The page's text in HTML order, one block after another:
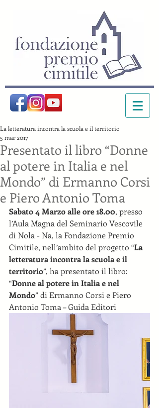
Presentato il libro “Donne
al potere in Italia e nel
Mondo” di Ermanno Corsi
e Piero Antonio Toma
La letteratura incontra la scuola e il territorio
5 mar 2017
Sabato 4 Marzo alle ore 18.00, presso
l’Aula Magna del Seminario Vescovile
di Nola - Na, la Fondazione Premio
Cimitile, nell’ambito del progetto “La
letteratura incontra la scuola e il
territorio”, ha presentato il libro:
“Donne al potere in Italia e nel
Mondo” di Ermanno Corsi e Piero
Antonio Toma – Guida Editori